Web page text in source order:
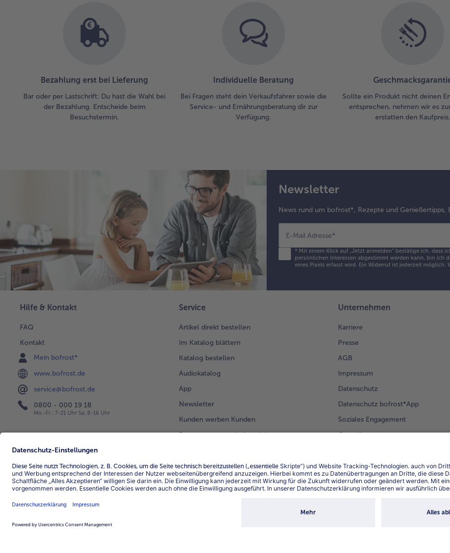
Bezahlung erst bei Lieferung
Bar oder per Lastschrift: Du hast die Wahl bei
der Bezahlung. Entscheide beim
Besuchstermin.
Individuelle Beratung
Bei Fragen steht dein Verkaufsfahrer sowie die
Service- und Ernährungsberatung dir zur
Verfügung.
Sollte ein Produkt nicht deinen
entsprechen, nehmen wir es
erstatten den Kaufpreis.
Newsletter
News rund um bofrost*, Rezepte und Genießertipps,
E-Mail Adresse*
*Mit einem Klick auf „Jetzt anmelden" bestätige ich, dass
persönlichen Interessen abgestimmt werden kann, bin ich
eines Pixels erfasst wird. Ein Widerruf ist jederzeit möglich.
Hilfe & Kontakt
FAQ
Kontakt
Mein bofrost*
www.bofrost.de
service@bofrost.de
0800 - 000 19 18
Mo.-Fr.: 7-21 Uhr Sa: 8-16 Uhr
Service
Artikel direkt bestellen
Im Katalog blättern
Katalog bestellen
Audiokatalog
App
Newsletter
Kunden werben Kunden
Bonusprogramm bofrost*plus.
Unternehmen
Karriere
Presse
AGB
Impressum
Datenschutz
Datenschutz bofrost*App
Soziales Engagement
Compliance
Barrierefreiheit